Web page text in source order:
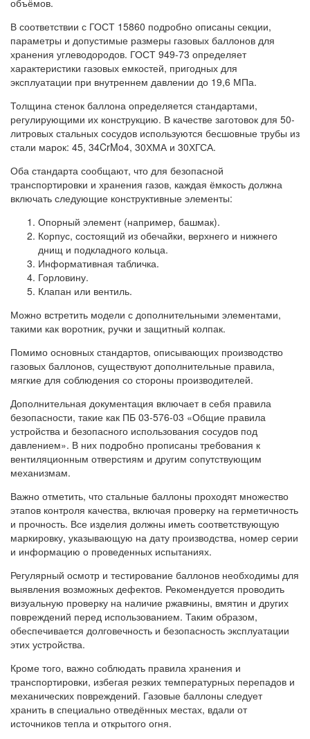
объёмов.
В соответствии с ГОСТ 15860 подробно описаны секции,
параметры и допустимые размеры газовых баллонов для
хранения углеводородов. ГОСТ 949-73 определяет
характеристики газовых емкостей, пригодных для
эксплуатации при внутреннем давлении до 19,6 МПа.
Толщина стенок баллона определяется стандартами,
регулирующими их конструкцию. В качестве заготовок для 50-
литровых стальных сосудов используются бесшовные трубы из
стали марок: 45, 34CrMo4, 30ХМА и 30ХГСА.
Оба стандарта сообщают, что для безопасной
транспортировки и хранения газов, каждая ёмкость должна
включать следующие конструктивные элементы:
Опорный элемент (например, башмак).
Корпус, состоящий из обечайки, верхнего и нижнего
днищ и подкладного кольца.
Информативная табличка.
Горловину.
Клапан или вентиль.
Можно встретить модели с дополнительными элементами,
такими как воротник, ручки и защитный колпак.
Помимо основных стандартов, описывающих производство
газовых баллонов, существуют дополнительные правила,
мягкие для соблюдения со стороны производителей.
Дополнительная документация включает в себя правила
безопасности, такие как ПБ 03-576-03 «Общие правила
устройства и безопасного использования сосудов под
давлением». В них подробно прописаны требования к
вентиляционным отверстиям и другим сопутствующим
механизмам.
Важно отметить, что стальные баллоны проходят множество
этапов контроля качества, включая проверку на герметичность
и прочность. Все изделия должны иметь соответствующую
маркировку, указывающую на дату производства, номер серии
и информацию о проведенных испытаниях.
Регулярный осмотр и тестирование баллонов необходимы для
выявления возможных дефектов. Рекомендуется проводить
визуальную проверку на наличие ржавчины, вмятин и других
повреждений перед использованием. Таким образом,
обеспечивается долговечность и безопасность эксплуатации
этих устройства.
Кроме того, важно соблюдать правила хранения и
транспортировки, избегая резких температурных перепадов и
механических повреждений. Газовые баллоны следует
хранить в специально отведённых местах, вдали от
источников тепла и открытого огня.